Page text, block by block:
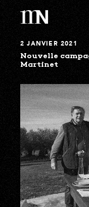
2 JANVIER 2021
Nouvelle
Martinet